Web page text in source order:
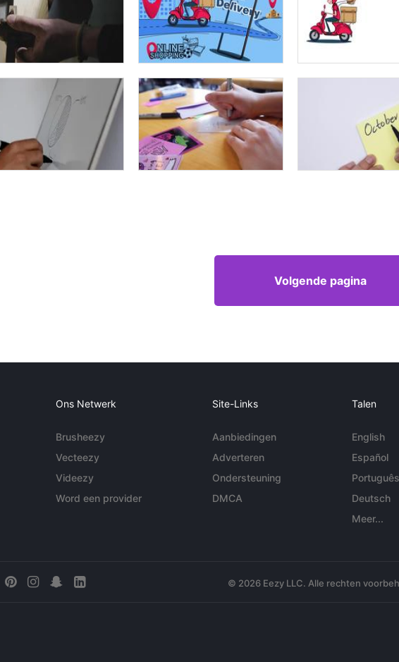
Volgende pagina
Ons Netwerk
Brusheezy
Vecteezy
Videezy
Word een provider
Site-Links
Aanbiedingen
Adverteren
Ondersteuning
DMCA
Talen
English
Español
Português
Deutsch
Meer...
© 2026 Eezy LLC. Alle rechten